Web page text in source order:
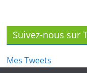
Suivez-nous sur
Mes Tweets